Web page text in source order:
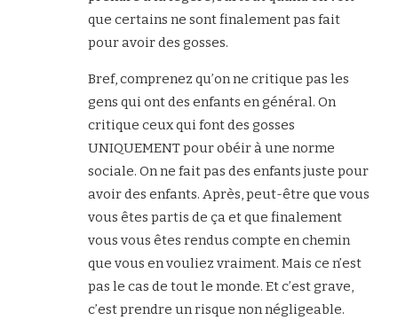
que certains ne sont finalement pas fait
pour avoir des gosses.
Bref, comprenez qu’on ne critique pas les
gens qui ont des enfants en général. On
critique ceux qui font des gosses
UNIQUEMENT pour obéir à une norme
sociale. On ne fait pas des enfants juste pour
avoir des enfants. Après, peut-être que vous
vous êtes partis de ça et que finalement
vous vous êtes rendus compte en chemin
que vous en vouliez vraiment. Mais ce n’est
pas le cas de tout le monde. Et c’est grave,
c’est prendre un risque non négligeable.